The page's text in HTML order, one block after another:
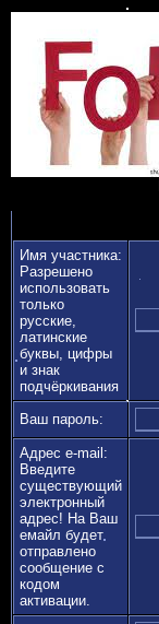
Имя участника:
Разрешено
использовать
только
русские,
латинские
буквы, цифры
и знак
подчёркивания
Ваш пароль:
Адрес e-mail:
Введите
существующий
электронный
адрес! На Ваш
емайл будет
отправлено
сообщение с
кодом
активации.